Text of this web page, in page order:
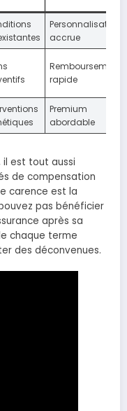
Personnalisation
accrue
Remboursement
rapide
Premium
abordable
il est tout aussi
de compensation
carence est la
pas bénéficier
après sa
chaque terme
des déconvenues.